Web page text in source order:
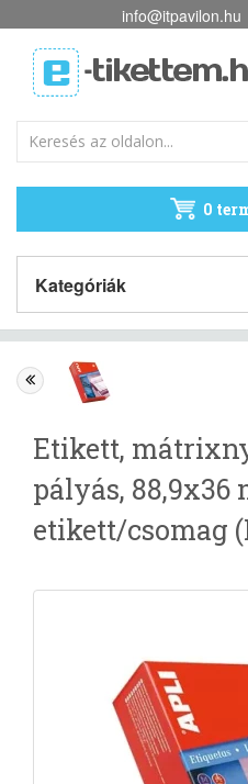
info@itpavilon.hu
0
Kategóriák
Etikett,
pályás, 88,9x36
etikett/csomag